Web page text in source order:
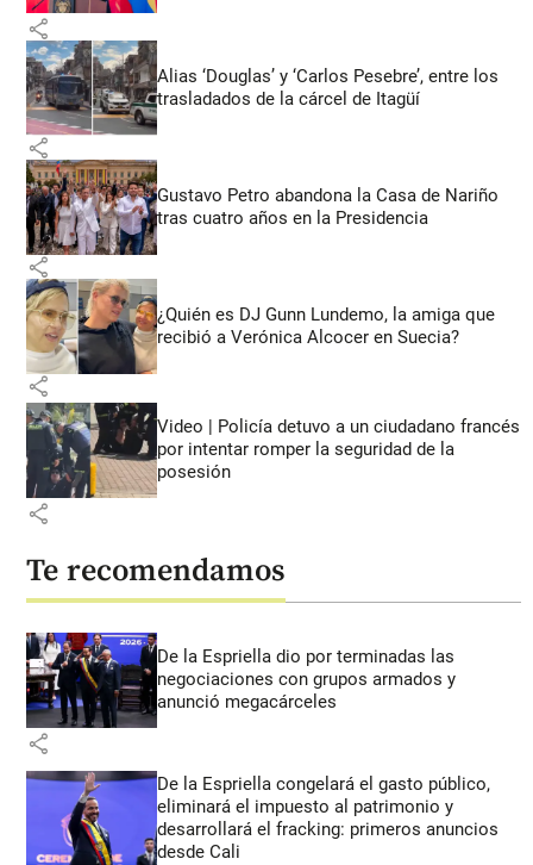
share
Alias ‘Douglas’ y ‘Carlos Pesebre’, entre los
trasladados de la cárcel de Itagüí
share
Gustavo Petro abandona la Casa de Nariño
tras cuatro años en la Presidencia
share
¿Quién es DJ Gunn Lundemo, la amiga que
recibió a Verónica Alcocer en Suecia?
share
Video | Policía detuvo a un ciudadano francés
por intentar romper la seguridad de la
posesión
share
Te recomendamos
De la Espriella dio por terminadas las
negociaciones con grupos armados y
anunció megacárceles
share
De la Espriella congelará el gasto público,
eliminará el impuesto al patrimonio y
desarrollará el fracking: primeros anuncios
desde Cali